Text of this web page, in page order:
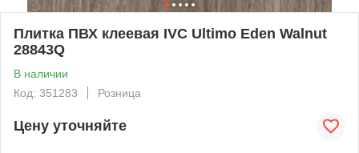
Плитка ПВХ клеевая IVC Ultimo Eden Walnut
28843Q
В наличии
Код: 351283
Розница
Цену уточняйте